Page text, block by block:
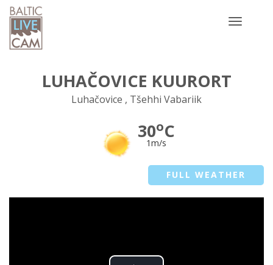
Toggle
LUHAČOVICE KUURORT
Luhačovice , Tšehhi Vabariik
30oC
1m/s
FULL WEATHER